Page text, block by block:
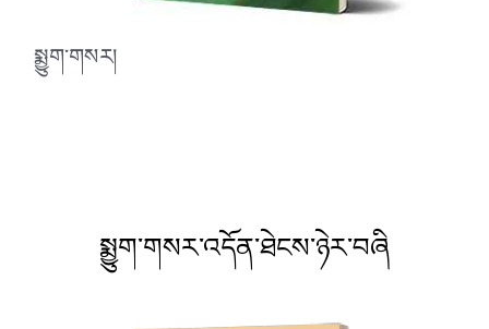
སྨྱུག་གསར།
སྨྱུག་གསར་འདོན་ཐེངས་ཉེར་བཞི